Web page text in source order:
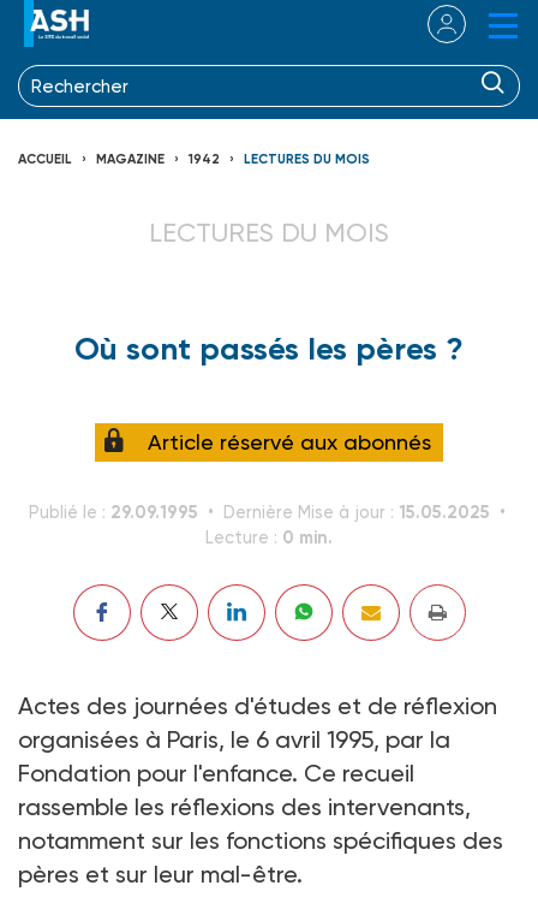
ACCUEIL MAGAZINE 1942 LECTURES DU MOIS
LECTURES DU MOIS
Où sont passés les pères ?
Article réservé aux abonnés
Publié le : 29.09.1995 Dernière Mise à jour : 15.05.2025
Lecture : 0 min.
Actes des journées d'études et de réflexion
organisées à Paris, le 6 avril 1995, par la
Fondation pour l'enfance. Ce recueil
rassemble les réflexions des intervenants,
notamment sur les fonctions spécifiques des
pères et sur leur mal-être.